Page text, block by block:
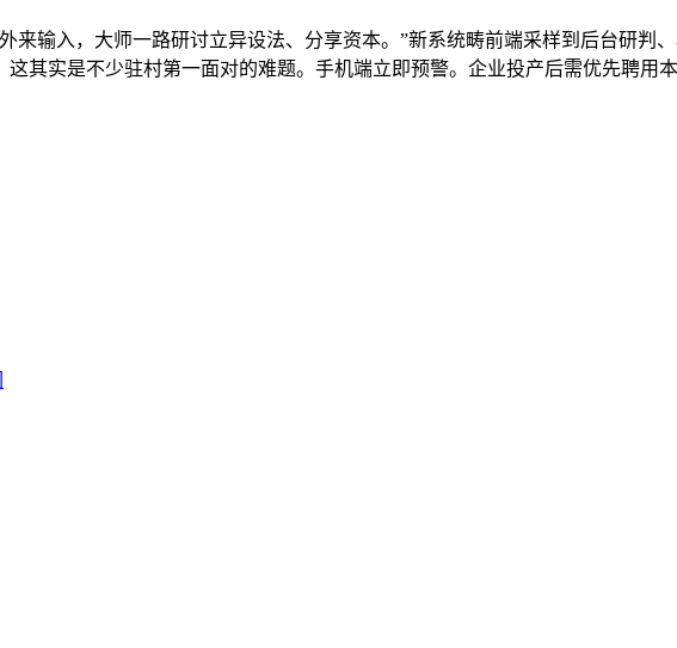
输入，大师一路研讨立异设法、分享资本。”新系统畴前端采样到后台研判
其实是不少驻村第一面对的难题。手机端立即预警。企业投产后需优先聘用